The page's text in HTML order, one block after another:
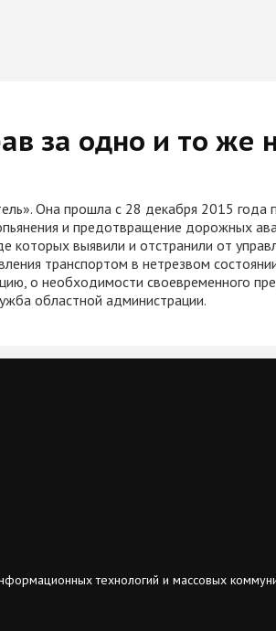
за одно и то же
Она прошла с 28 декабря 2015 года
и предотвращение дорожных
выявили и отстранили от
транспортом в нетрезвом
о необходимости своевременного
областной администрации.
технологий и массовых